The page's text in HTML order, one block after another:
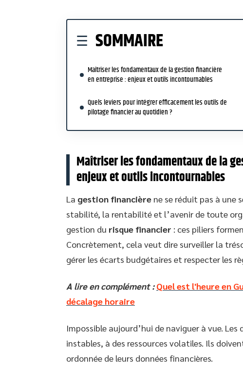
SOMMAIRE
Maîtriser les fondamentaux de la gestion financière
en entreprise : enjeux et outils incontournables
Quels leviers pour intégrer efficacement les outils de
pilotage financier au quotidien ?
Maîtriser les fondamentaux de la
enjeux et outils incontournables
La gestion financière ne se réduit pas à une
stabilité, la rentabilité et l’avenir de toute
gestion du risque financier : ces piliers
Concrètement, cela veut dire surveiller la
gérer les écarts budgétaires et respecter les
A lire en complément : Quel est l'heure en
décalage horaire
Impossible aujourd’hui de naviguer à vue.
instables, à des ressources volatiles. Ils
ordonnée de leurs données financières.